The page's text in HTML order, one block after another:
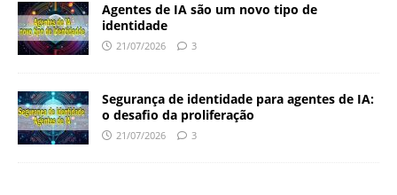
Agentes de IA são um novo tipo de
identidade
21/07/2026 3
Segurança de identidade para agentes de IA:
o desafio da proliferação
21/07/2026 3